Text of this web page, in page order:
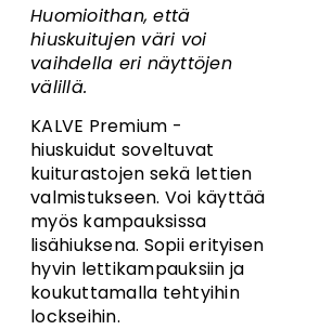
Huomioithan, että
hiuskuitujen väri voi
vaihdella eri näyttöjen
välillä.
KALVE Premium -
hiuskuidut soveltuvat
kuiturastojen sekä lettien
valmistukseen. Voi käyttää
myös kampauksissa
lisähiuksena. Sopii erityisen
hyvin lettikampauksiin ja
koukuttamalla tehtyihin
lockseihin.